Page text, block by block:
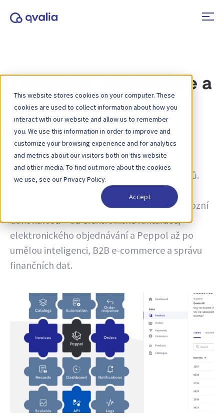
This website stores cookies on your computer. These
cookies are used to collect information about how you
interact with our website and allow us to remember
you. We use this information in order to improve and
customize your browsing experience and for analytics
and metrics about our visitors both on this website
and other media. To find out more about the cookies
we use, see our Privacy Policy.
Accept
Transakce, technologie a
trendy
Štítek:
Informace o transakcích, technologiích a
trendech a novinky o aktualizacích produktů.
Zjistěte více o tom, jak zlepšit procesy a jak
využívat transakční data pro dosažení provozní
dokonalosti – od elektronické fakturace,
elektronického objednávání a Peppol až po
umělou inteligenci, B2B e-commerce a správu
finančních dat.